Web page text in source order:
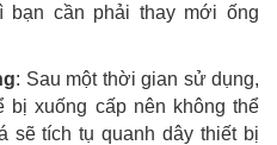
cần phải thay mới ống
: Sau một thời gian sử dụng,
bị xuống cấp nên không thể
sẽ tích tụ quanh dây thiết bị